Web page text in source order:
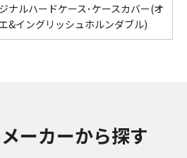
ナルハードケース･ケースカバー(オ
&イングリッシュホルンダブル)
ーカーから探す